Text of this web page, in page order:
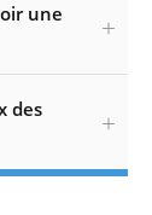
une
des